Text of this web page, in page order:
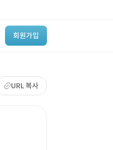
회원가입
URL 복사